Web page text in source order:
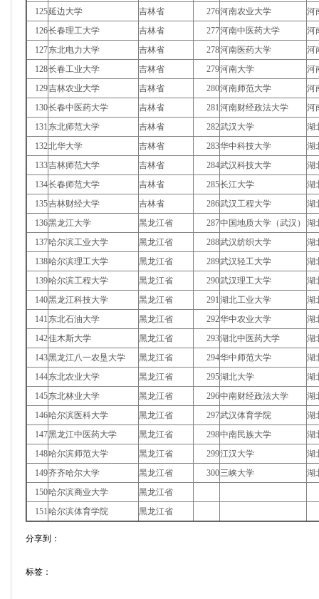
125延边大学 吉林省 276河南农业大学
河
126长春理工大学 吉林省 277河南中医药大学
河
127东北电力大学 吉林省 278河南医药大学
河
128长春工业大学 吉林省 279河南大学
河
129吉林农业大学 吉林省 280河南师范大学
河
130长春中医药大学 吉林省 281河南财经政法大学
河
131 东北师范大学 吉林省 282武汉大学
湖
132北华大学 吉林省 283华中科技大学
湖
133吉林师范大学 吉林省 284武汉科技大学
湖
134长春师范大学 吉林省 285长江大学
湖
135吉林财经大学 吉林省 286武汉工程大学
湖
136黑龙江大学 黑龙江省 287中国地质大学（武汉）
湖
137哈尔滨工业大学 黑龙江省 288武汉纺织大学
湖
138哈尔滨理工大学 黑龙江省 289武汉轻工大学
湖
139哈尔滨工程大学 黑龙江省 290武汉理工大学
湖
140黑龙江科技大学 黑龙江省 291湖北工业大学
湖
141 东北石油大学 黑龙江省 292华中农业大学
湖
142佳木斯大学 黑龙江省 293湖北中医药大学
湖
143黑龙江八一农垦大学 黑龙江省 294华中师范大学
湖
144东北农业大学 黑龙江省 295湖北大学
湖
145东北林业大学 黑龙江省 296中南财经政法大学
湖
146哈尔滨医科大学 黑龙江省 297武汉体育学院
湖
147黑龙江中医药大学 黑龙江省 298中南民族大学
湖
148哈尔滨师范大学 黑龙江省 299江汉大学
湖
149齐齐哈尔大学 黑龙江省 300三峡大学
湖
150哈尔滨商业大学
黑龙江省
151哈尔滨体育学院 黑龙江省
分享到：
标签：